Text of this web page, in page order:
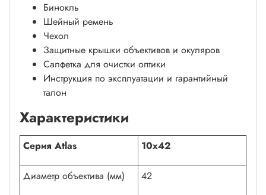
Бинокль
Шейный ремень
Чехол
Защитные крышки объективов и окуляров
Салфетка для очистки оптики
Инструкция по эксплуатации и гарантийный
талон
Характеристики
Серия Atlas 10х42
Диаметр объектива (мм) 42